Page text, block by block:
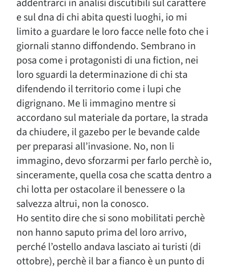
addentrarci in analisi discutibili sul carattere
e sul dna di chi abita questi luoghi, io mi
limito a guardare le loro facce nelle foto che i
giornali stanno diffondendo. Sembrano in
posa come i protagonisti di una fiction, nei
loro sguardi la determinazione di chi sta
difendendo il territorio come i lupi che
digrignano. Me li immagino mentre si
accordano sul materiale da portare, la strada
da chiudere, il gazebo per le bevande calde
per preparasi all’invasione. No, non li
immagino, devo sforzarmi per farlo perchè io,
sinceramente, quella cosa che scatta dentro a
chi lotta per ostacolare il benessere o la
salvezza altrui, non la conosco.
Ho sentito dire che si sono mobilitati perchè
non hanno saputo prima del loro arrivo,
perché l’ostello andava lasciato ai turisti (di
ottobre), perchè il bar a fianco è un punto di